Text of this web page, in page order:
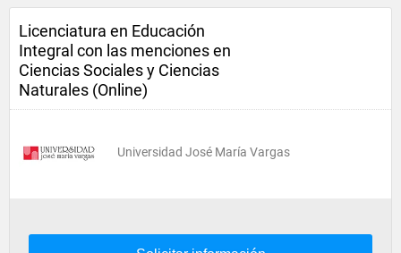
Licenciatura en Educación
Integral con las menciones en
Ciencias Sociales y Ciencias
Naturales (Online)
Universidad José María Vargas